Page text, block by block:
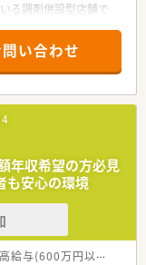
る調剤併設型店舗で
おり、近隣の医療機
て応需しているのが
スタイルであるため、
ルを磨くことが可能
店舗以上を展開して
ナンバーワンのシェア
安定企業であり、人
るため将来性も非常
い合わせ
年収希望の方必見
安心の環境
高給与(600万円以上)